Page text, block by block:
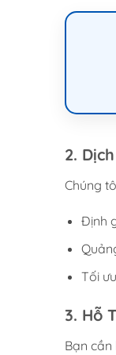
2.
Chúng
Định
Tối
3. Hỗ
Bạn cần